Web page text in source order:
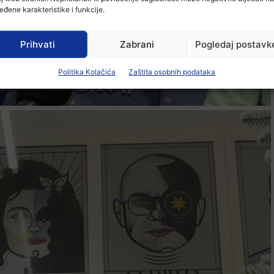
karakteristike i funkcije.
Prihvati Zabrani Pogledaj
Politika Kolačića Zaštita osobnih podataka